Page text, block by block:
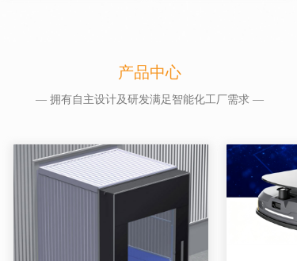
产品中心
— 拥有自主设计及研发满足智能化工厂需求 —